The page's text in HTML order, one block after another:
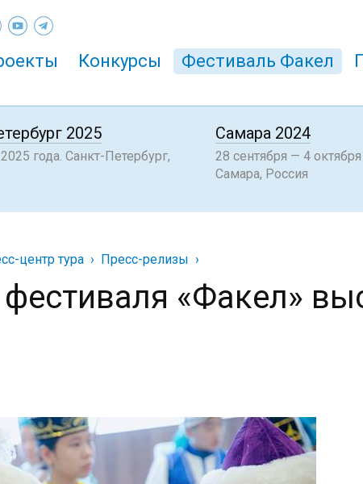
Конкурсы Фестиваль Факел
2025
года. Санкт-Петербург,
Самара 2024
28 сентября — 4
Самара, Россия
центр тура Пресс-релизы
«Факел»